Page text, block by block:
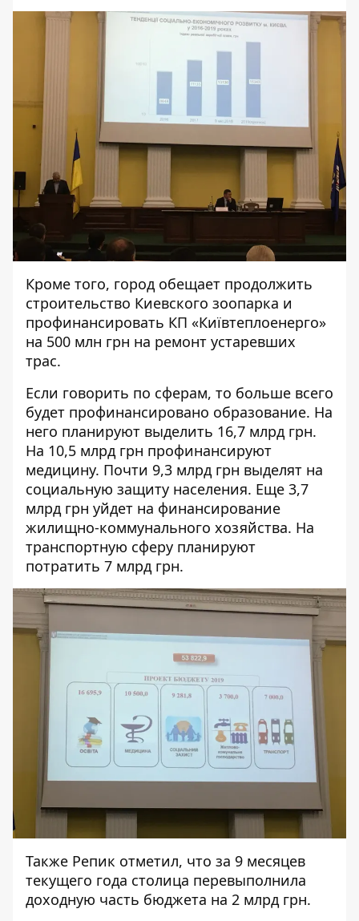
Кроме того, город обещает продолжить
строительство Киевского зоопарка и
профинансировать КП «Київтеплоенерго»
на 500 млн грн на ремонт устаревших
трас.
Если говорить по сферам, то больше всего
будет профинансировано образование. На
него планируют выделить 16,7 млрд грн.
На 10,5 млрд грн профинансируют
медицину. Почти 9,3 млрд грн выделят на
социальную защиту населения. Еще 3,7
млрд грн уйдет на финансирование
жилищно-коммунального хозяйства. На
транспортную сферу планируют
потратить 7 млрд грн.
Также Репик отметил, что за 9 месяцев
текущего года столица перевыполнила
доходную часть бюджета на 2 млрд грн.